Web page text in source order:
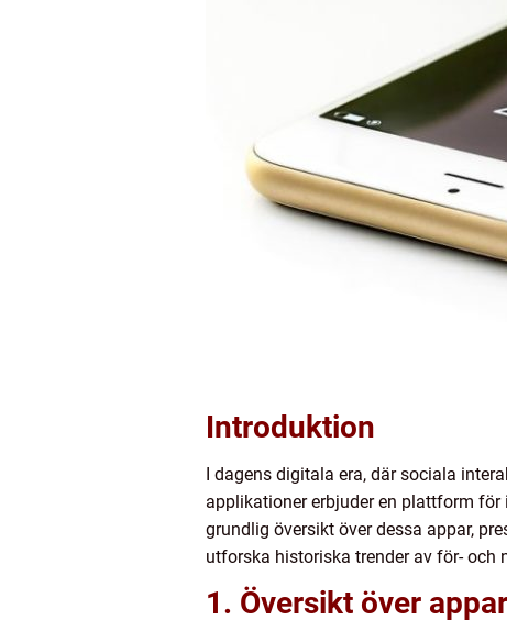
Introduktion
I dagens digitala era, där sociala
applikationer erbjuder en plattform
grundlig översikt över dessa appar,
utforska historiska trender av för- och
1. Översikt över